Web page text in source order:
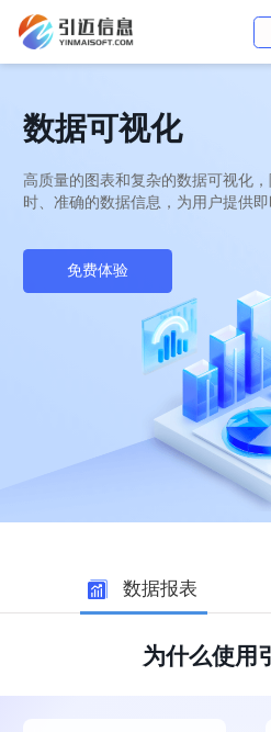
数据可视化
高质量的图表和复杂的数据可视化
时、准确的数据信息，为用户提供即
免费体验
数据报表
为什么使用